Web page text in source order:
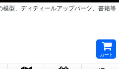
型、ディティールアップパーツ、書籍等
カート